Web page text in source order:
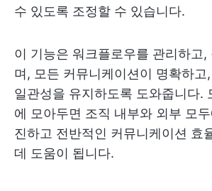
수 있도록 조정할 수 있습니다.
이 기능은 워크플로우를 관리하고,
며, 모든 커뮤니케이션이 명확하고
일관성을 유지하도록 도와줍니다.
에 모아두면 조직 내부와 외부 모
진하고 전반적인 커뮤니케이션 효
데 도움이 됩니다.